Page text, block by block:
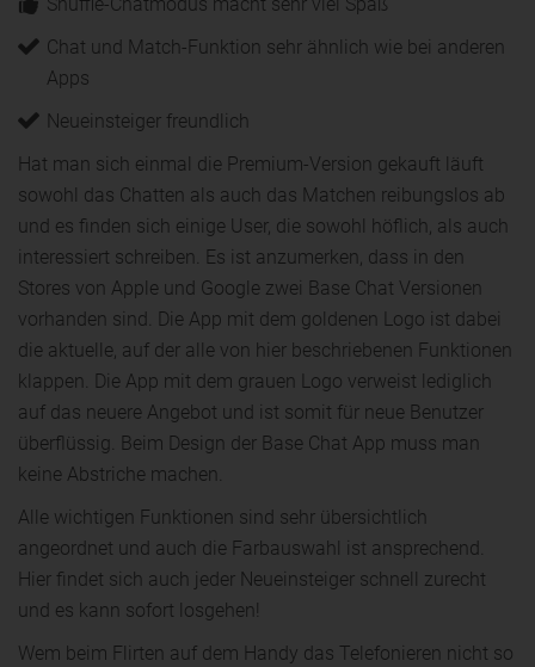
Chat und Match-Funktion sehr ähnlich wie bei anderen
Apps
Neueinsteiger freundlich
Hat man sich einmal die Premium-Version gekauft läuft
sowohl das Chatten als auch das Matchen reibungslos ab
und es finden sich einige User, die sowohl höflich, als auch
interessiert schreiben. Es ist anzumerken, dass in den
Stores von Apple und Google zwei Base Chat Versionen
vorhanden sind. Die App mit dem goldenen Logo ist dabei
die aktuelle, auf der alle von hier beschriebenen Funktionen
klappen. Die App mit dem grauen Logo verweist lediglich
auf das neuere Angebot und ist somit für neue Benutzer
überflüssig. Beim Design der Base Chat App muss man
keine Abstriche machen.
Alle wichtigen Funktionen sind sehr übersichtlich
angeordnet und auch die Farbauswahl ist ansprechend.
Hier findet sich auch jeder Neueinsteiger schnell zurecht
und es kann sofort losgehen!
Wem beim Flirten auf dem Handy das Telefonieren nicht so